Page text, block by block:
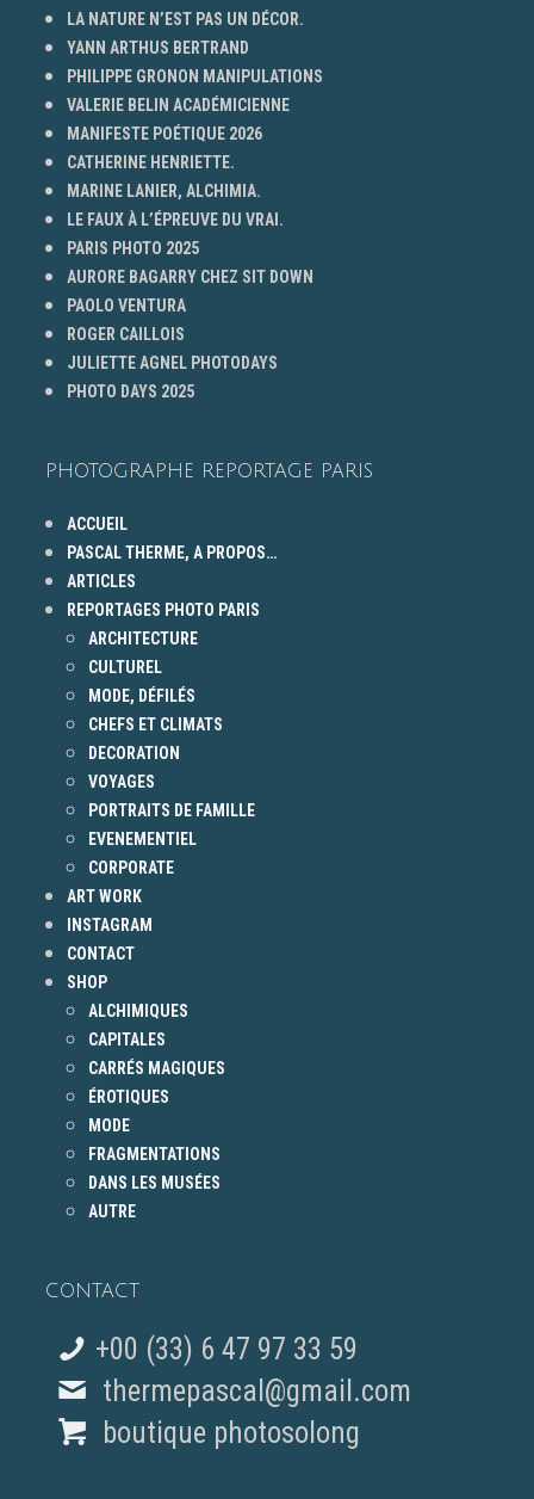
LA NATURE N’EST PAS UN DÉCOR.
YANN ARTHUS BERTRAND
PHILIPPE GRONON MANIPULATIONS
VALERIE BELIN ACADÉMICIENNE
MANIFESTE POÉTIQUE 2026
CATHERINE HENRIETTE.
MARINE LANIER, ALCHIMIA.
LE FAUX À L’ÉPREUVE DU VRAI.
PARIS PHOTO 2025
AURORE BAGARRY CHEZ SIT DOWN
PAOLO VENTURA
ROGER CAILLOIS
JULIETTE AGNEL PHOTODAYS
PHOTO DAYS 2025
PHOTOGRAPHE REPORTAGE PARIS
ACCUEIL
PASCAL THERME, A PROPOS…
ARTICLES
REPORTAGES PHOTO PARIS
ARCHITECTURE
CULTUREL
MODE, DÉFILÉS
CHEFS ET CLIMATS
DECORATION
VOYAGES
PORTRAITS DE FAMILLE
EVENEMENTIEL
CORPORATE
ART WORK
INSTAGRAM
CONTACT
SHOP
ALCHIMIQUES
CAPITALES
CARRÉS MAGIQUES
ÉROTIQUES
MODE
FRAGMENTATIONS
DANS LES MUSÉES
AUTRE
CONTACT
+00 (33) 6 47 97 33 59
thermepascal@gmail.com
boutique photosolong